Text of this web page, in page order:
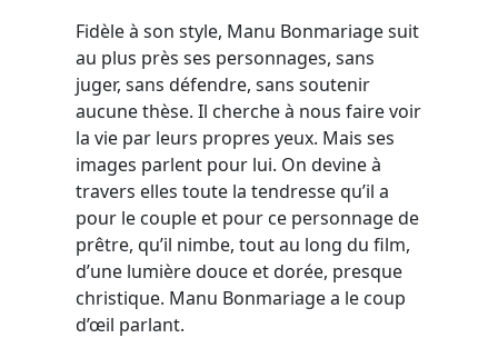
Fidèle à son style, Manu Bonmariage suit
au plus près ses personnages, sans
juger, sans défendre, sans soutenir
aucune thèse. Il cherche à nous faire voir
la vie par leurs propres yeux. Mais ses
images parlent pour lui. On devine à
travers elles toute la tendresse qu’il a
pour le couple et pour ce personnage de
prêtre, qu’il nimbe, tout au long du film,
d’une lumière douce et dorée, presque
christique. Manu Bonmariage a le coup
d’œil parlant.